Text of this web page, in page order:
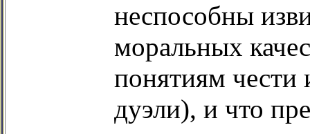
неспособны
моральных
понятиям чести
дуэли), и что